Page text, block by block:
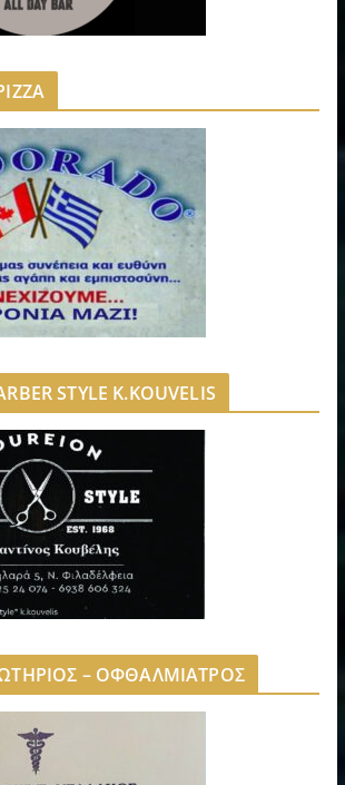
STYLE K.KOUVELIS
– ΟΦΘΑΛΜΙΑΤΡΟΣ